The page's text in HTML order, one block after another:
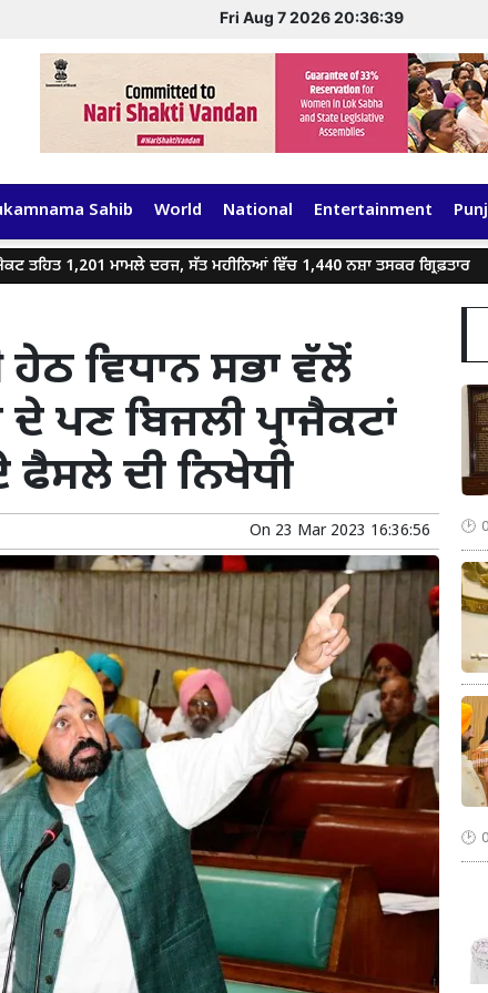
Fri Aug 7 2026 20:36:40
Sahib World National Entertainment
ਮਾਮਲੇ ਦਰਜ, ਸੱਤ ਮਹੀਨਿਆਂ ਵਿੱਚ 1,440 ਨਸ਼ਾ ਤਸਕਰ ਗ੍ਰਿਫ਼ਤਾਰ
ਵਿਧਾਨ ਸਭਾ ਵੱਲੋਂ
ਪਣ ਬਿਜਲੀ ਪ੍ਰਾਜੈਕਟਾਂ
ਦੀ ਨਿਖੇਧੀ
On 23 Mar 2023 16:36:56